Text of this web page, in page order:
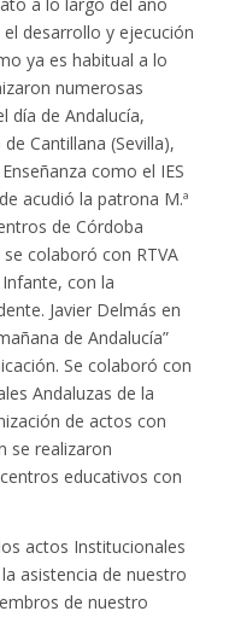
desarrollo y ejecución
ya es habitual a lo
numerosas
día de Andalucía,
Cantillana (Sevilla),
como el IES
acudió la patrona M.ª
de Córdoba
colaboró con RTVA
con la
Javier Delmás en
de Andalucía”
Se colaboró con
Andaluzas de la
de actos con
se realizaron
educativos con
actos Institucionales
asistencia de nuestro
de nuestro